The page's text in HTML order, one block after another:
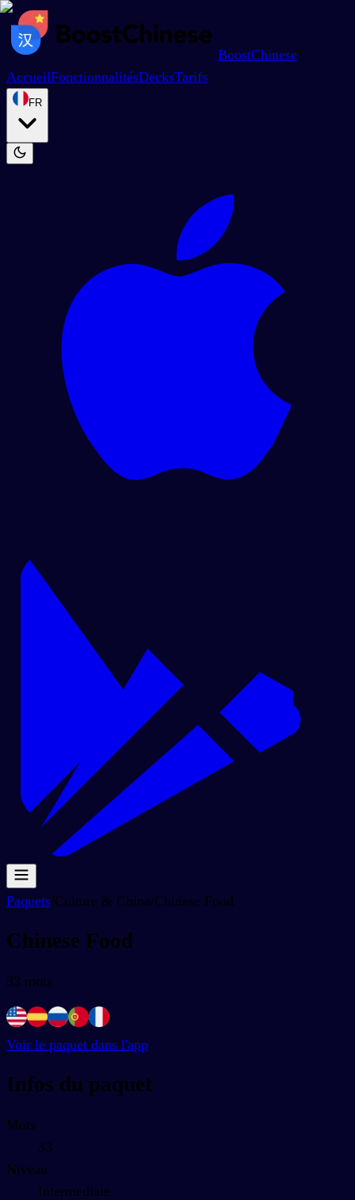
BoostChinese
AccueilFonctionnalitésDecksTarifs
FR
Paquets/Culture & China/Chinese Food
Chinese Food
33 mots
Voir le paquet dans l'app
Infos du paquet
Mots
33
Niveau
Intermediate